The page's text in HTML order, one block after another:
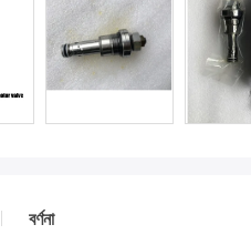
বর্ণনা